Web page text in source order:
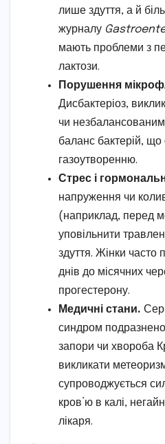
лише здуття, а й
журналу
мають проблеми з
лактози.
Порушення
Дисбактеріоз,
чи
баланс бактерій,
газоутворенню.
Стрес і
напруження чи
(наприклад, перед
уповільнити
здуття. Жінки часто
днів до місячних
прогестерону.
Медичні стани.
синдром
запори чи хвороба
викликати
супроводжується
кров’ю в калі,
лікаря.